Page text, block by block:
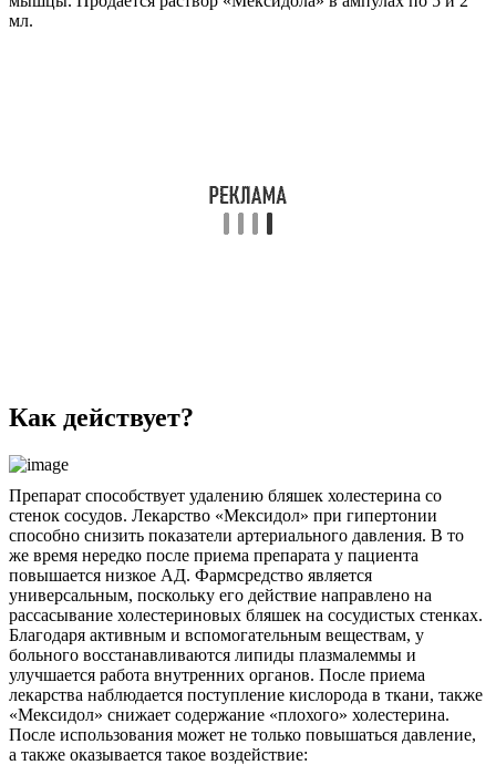
мл.
Как действует?
Препарат способствует удалению бляшек холестерина со
стенок сосудов. Лекарство «Мексидол» при гипертонии
способно снизить показатели артериального давления. В то
же время нередко после приема препарата у пациента
повышается низкое АД. Фармсредство является
универсальным, поскольку его действие направлено на
рассасывание холестериновых бляшек на сосудистых стенках.
Благодаря активным и вспомогательным веществам, у
больного восстанавливаются липиды плазмалеммы и
улучшается работа внутренних органов. После приема
лекарства наблюдается поступление кислорода в ткани, также
«Мексидол» снижает содержание «плохого» холестерина.
После использования может не только повышаться давление,
а также оказывается такое воздействие: